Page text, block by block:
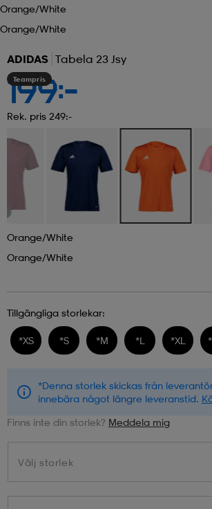
Orange/white
Orange/white
ADIDAS Tabela 23 Jsy
Teampris
199:-
Rek. pris 249:-
Orange/white
Orange/white
Tillgängliga storlekar:
*XS *S *M *L *XL *
*Denna storlek skickas från
innebära något längre leveranstid.
Finns inte din storlek? Meddela mig
Välj storlek
Välj storlek